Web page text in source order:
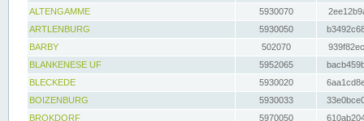
ALTENGAMME
5930070
ARTLENBURG
5930050
BARBY
502070
BLANKENESE UF
5952065
BLECKEDE
5930020
BOIZENBURG
5930033
BROKDORF
5970050